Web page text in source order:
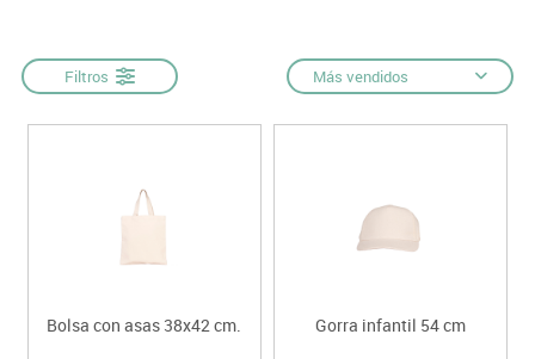
Filtros Más vendidos
Bolsa con asas 38x42 cm. Gorra infantil 54 cm